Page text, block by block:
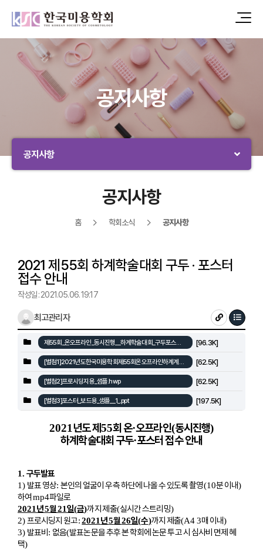
공지사항
공지사항
공지사항
홈 학회소식 공지사항
2021 제55회 하계학술대회 구두 · 포스터
접수 안내
작성일 : 2021.05.06. 19:17
최고관리자
제55회_온오프라인_동시진행__하계학술대회_구두포스터_접수_안내.pdf [96.3K]
[별첨1]2021년도한국미용학회제55회온오프라인하계계학술대회논문발표신청서.hwp [62.5K]
[별첨2]프로시딩지용_샘플.hwp [62.5K]
[별첨3]포스터_보드용_샘플__1_.ppt [197.5K]
2021년도 제55회 온·오프라인(동시진행)
하계학술대회 구두·포스터 접수 안내
1. 구두발표
1) 발표 영상: 본인의 얼굴이 우측 하단에 나올 수 있도록 촬영(10분 이내)
하여mp4파일로
2021 년5월21일(금)까지 제출(실시간 스트리밍)
2)프로시딩지 원고:2021 년5월26일(수)까지 제출(A4 3매 이내)
3) 발표비: 없음(발표논문을 추후 본 학회에 논문 투고 시 심사비 면제 혜
택)